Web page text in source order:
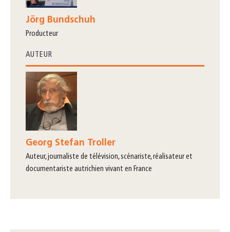
Jörg Bundschuh
producteur
AUTEUR
Georg Stefan Troller
auteur, journaliste de télévision, scénariste, réalisateur et
documentariste autrichien vivant en France